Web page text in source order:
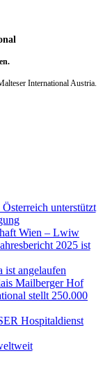
International Austria.
unterstützt
Wien – Lwiw
2025 ist
ist angelaufen
Mailberger Hof
stellt 250.000
Hospitaldienst